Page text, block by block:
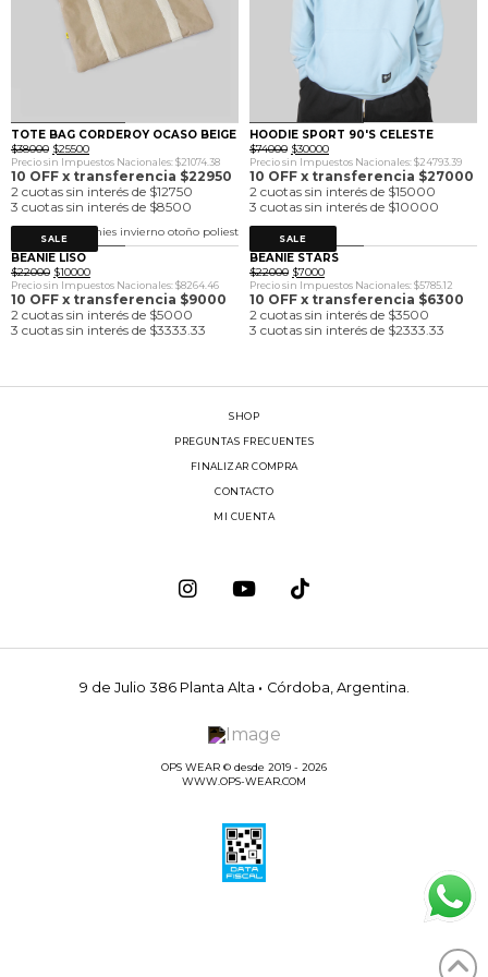
0 1
TOTE BAG CORDEROY OCASO BEIGE
$38000 El
precio
original
era:
$38000.
$25500El
precio
actual
es:
$25500.
Precio sin Impuestos Nacionales: $21074.38
10 OFF x transferencia $22950
2 cuotas sin interés de $12750
3 cuotas sin interés de $8500
0 1
HOODIE SPORT 90'S CELESTE
$74000 El
precio
original
era:
$74000.
$30000El
precio
actual
es:
$30000.
Precio sin Impuestos Nacionales: $24793.39
10 OFF x transferencia $27000
2 cuotas sin interés de $15000
3 cuotas sin interés de $10000
SALE
0 1
BEANIE LISO
$22000 El
precio
original
era:
$22000.
$10000El
precio
actual
es:
$10000.
Precio sin Impuestos Nacionales: $8264.46
10 OFF x transferencia $9000
2 cuotas sin interés de $5000
3 cuotas sin interés de $3333.33
SALE
0 1
BEANIE STARS
$22000 El
precio
original
era:
$22000.
$7000El
precio
actual
es:
$7000.
Precio sin Impuestos Nacionales: $5785.12
10 OFF x transferencia $6300
2 cuotas sin interés de $3500
3 cuotas sin interés de $2333.33
SHOP
PREGUNTAS FRECUENTES
FINALIZAR COMPRA
CONTACTO
MI CUENTA
9 de Julio 386 Planta Alta · Córdoba, Argentina.
OPS WEAR © desde 2019 - 2026
WWW.OPS-WEAR.COM